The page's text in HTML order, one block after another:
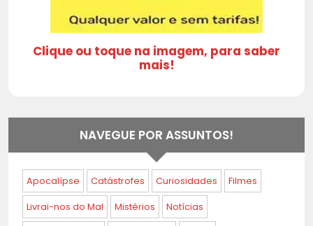
Clique ou toque na imagem, para saber
mais!
NAVEGUE POR ASSUNTOS!
Apocalípse Catástrofes Curiosidades Filmes
Livrai-nos do Mal Mistérios Notícias